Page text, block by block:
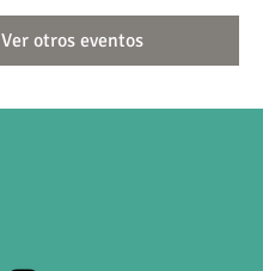
Ver otros eventos